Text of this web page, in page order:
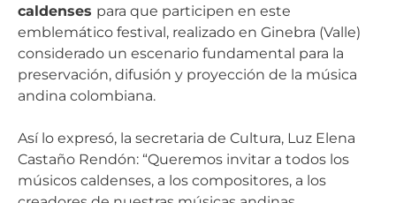
caldenses para que participen en este
emblemático festival, realizado en Ginebra (Valle)
considerado un escenario fundamental para la
preservación, difusión y proyección de la música
andina colombiana.
Así lo expresó, la secretaria de Cultura, Luz Elena
Castaño Rendón: “Queremos invitar a todos los
músicos caldenses, a los compositores, a los